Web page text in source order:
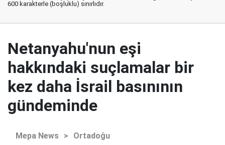
600 karakterle (boşluklu) sınırlıdır.
Netanyahu'nun eşi
hakkındaki suçlamalar bir
kez daha İsrail basınının
gündeminde
Mepa News > Ortadoğu